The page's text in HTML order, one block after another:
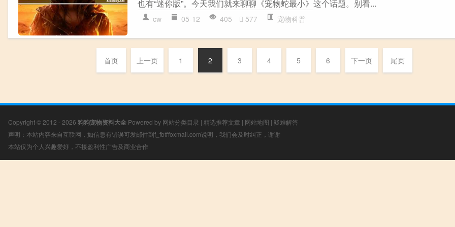
也有“迷你版”。今天我们就来聊聊《宠物蛇最小》这个话题。别看...
cw 05-12 405 577 宠物科普
首页 上一页 1 2 3 4 5 6 下一页 尾页
Copyright © 2012 - 2026 狗狗宠物资料大全 Powered by 网站分类目录 | 精选推荐文章 | 网站地图 | 疑难解答
声明：本站内容来自互联网，如信息有错误可发邮件到f_fb#foxmail.com说明，我们会及时纠正，谢谢
本站仅为个人兴趣爱好，不接盈利性广告及商业合作